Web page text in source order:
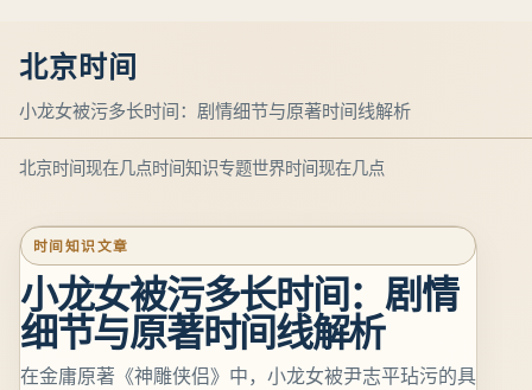
北京时间
小龙女被污多长时间：剧情细节与原著时间线解析
北京时间现在几点时间知识专题世界时间现在几点
时间知识文章
小龙女被污多长时间：剧情
细节与原著时间线解析
在金庸原著《神雕侠侣》中，小龙女被尹志平玷污的具